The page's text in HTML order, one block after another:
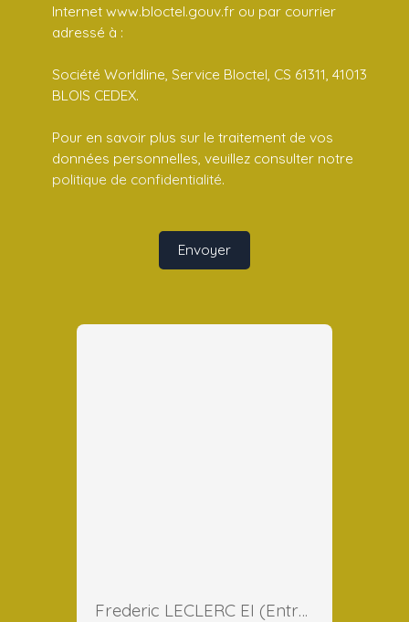
Internet www.bloctel.gouv.fr ou par courrier
adressé à :
Société Worldline, Service Bloctel, CS 61311, 41013
BLOIS CEDEX.
Pour en savoir plus sur le traitement de vos
données personnelles, veuillez consulter notre
politique de confidentialité.
Envoyer
Frederic LECLERC EI (Entreprise Individuelle)